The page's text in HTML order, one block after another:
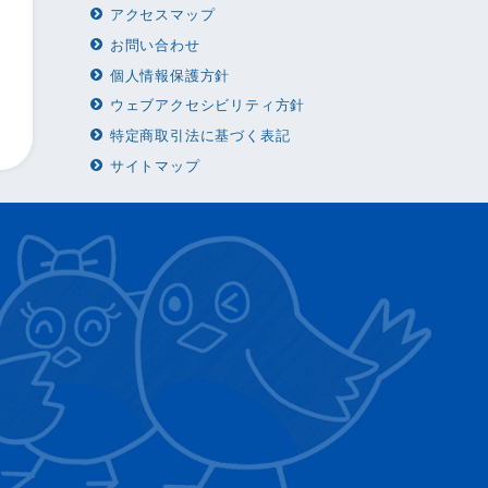
アクセスマップ
お問い合わせ
個人情報保護方針
ウェブアクセシビリティ方針
特定商取引法に基づく表記
サイトマップ